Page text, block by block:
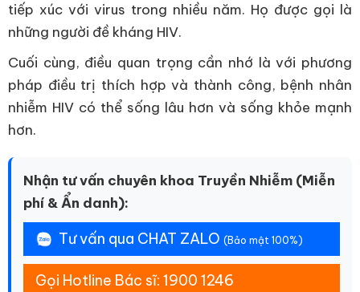
tiếp xúc với virus trong nhiều năm. Họ được gọi là
những người đề kháng HIV.
Cuối cùng, điều quan trọng cần nhớ là với phương
pháp điều trị thích hợp và thành công, bệnh nhân
nhiễm HIV có thể sống lâu hơn và sống khỏe mạnh
hơn.
Nhận tư vấn chuyên khoa Truyền Nhiễm (Miễn
phí & Ẩn danh):
Tư vấn qua CHAT ZALO (Bảo mật 100%)
Gọi Hotline Bác sĩ: 1900 1246